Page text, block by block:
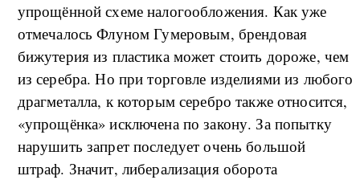
упрощённой схеме налогообложения. Как уже
отмечалось Флуном Гумеровым, брендовая
бижутерия из пластика может стоить дороже, чем
из серебра. Но при торговле изделиями из любого
драгметалла, к которым серебро также относится,
«упрощёнка» исключена по закону. За попытку
нарушить запрет последует очень большой
штраф. Значит, либерализация оборота